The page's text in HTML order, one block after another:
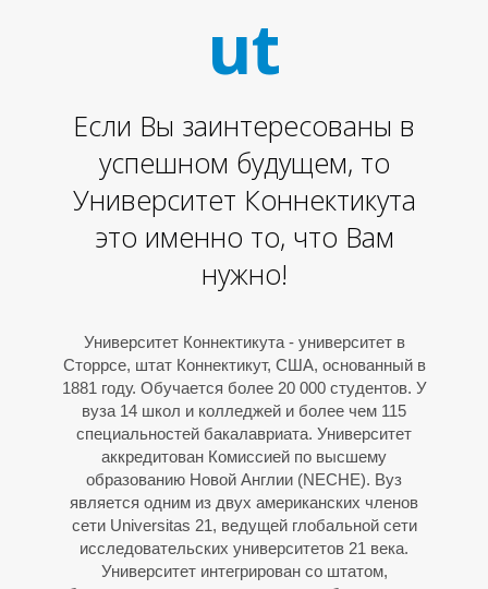
Н
ut
Если Вы заинтересованы в
успешном будущем, то
Университет Коннектикута
это именно то, что Вам
нужно!
Университет Коннектикута - университет в
Сторрсе, штат Коннектикут, США, основанный в
1881 году. Обучается более 20 000 студентов. У
вуза 14 школ и колледжей и более чем 115
специальностей бакалавриата. Университет
аккредитован Комиссией по высшему
образованию Новой Англии (NECHE). Вуз
является одним из двух американских членов
сети Universitas 21, ведущей глобальной сети
исследовательских университетов 21 века.
Университет интегрирован со штатом,